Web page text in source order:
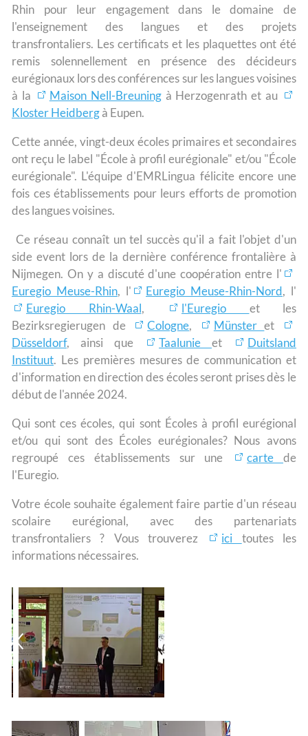
Rhin pour leur engagement dans le domaine de
l'enseignement des langues et des projets
transfrontaliers. Les certificats et les plaquettes ont été
remis solennellement en présence des décideurs
eurégionaux lors des conférences sur les langues voisines
à la
Maison Nell-Breuningà Herzogenrath et au
Kloster Heidbergà Eupen.
Cette année, vingt-deux écoles primaires et secondaires
ont reçu le label "École à profil eurégionale" et/ou "École
eurégionale". L'équipe d'EMRLingua félicite encore une
fois ces établissements pour leurs efforts de promotion
des langues voisines.
Ce réseau connaît un tel succès qu'il a fait l'objet d'un
side event lors de la dernière conférence frontalière à
Nijmegen. On y a discuté d'une coopération entre l'
Euregio Meuse-Rhin, l' Euregio Meuse-Rhin-Nord, l'
Euregio Rhin-Waal, l'Euregio et les
Bezirksregierugen de
Cologne, Münsteret
Düsseldorf, ainsi que Taalunie et
Duitsland
Instituut. Les premières mesures de communication et
d'information en direction des écoles seront prises dès le
début de l'année 2024.
Qui sont ces écoles, qui sont Écoles à profil eurégional
et/ou qui sont des Écoles eurégionales? Nous avons
regroupé ces établissements sur une
cartede
l'Euregio.
Votre école souhaite également faire partie d'un réseau
scolaire eurégional, avec des partenariats
transfrontaliers ? Vous trouverez
ici toutes les
informations nécessaires.